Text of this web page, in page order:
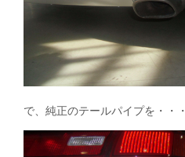
で、純正のテールパイプを・・・